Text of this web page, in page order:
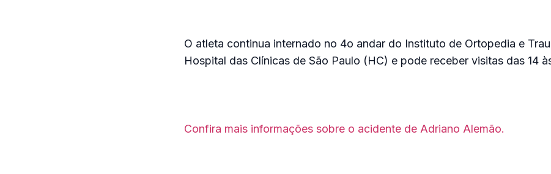
O atleta continua internado no 4o andar do Instituto de Ortopedia e
Hospital das Clínicas de São Paulo (HC) e pode receber visitas das 14
Confira mais informações sobre o acidente de Adriano Alemão.